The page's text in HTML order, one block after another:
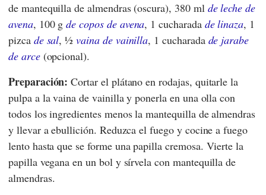
de mantequilla de almendras (oscura), 380 ml de leche de
avena, 100 gde copos de avena, 1 cucharada de linaza, 1
pizca de sal, ½vaina de vainilla, 1 cucharada de jarabe
de arce(opcional).
Preparación: Cortar el plátano en rodajas, quitarle la
pulpa a la vaina de vainilla y ponerla en una olla con
todos los ingredientes menos la mantequilla de almendras
y llevar a ebullición. Reduzca el fuego y cocine a fuego
lento hasta que se forme una papilla cremosa. Vierte la
papilla vegana en un bol y sírvela con mantequilla de
almendras.